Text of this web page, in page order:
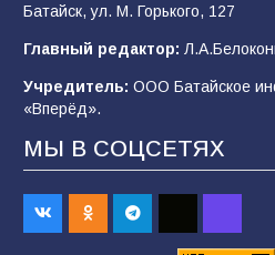
строительные профессии
спортивного праздника
90
Командовал боем до
Евгений Остапенко
05.08.2026
Батайск, ул. М. Горького, 127
Главный редактор:
Учредитель: ООО Батайское
«Вперёд».
МЫ В СОЦСЕТЯХ